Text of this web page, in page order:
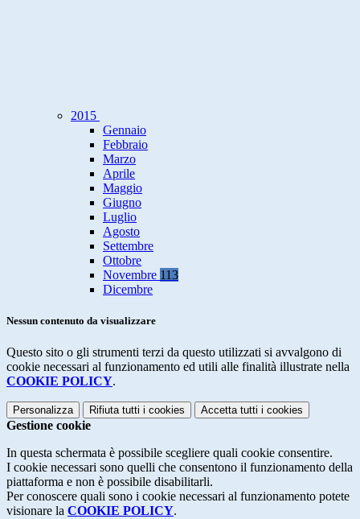
2015
Gennaio
Febbraio
Marzo
Aprile
Maggio
Giugno
Luglio
Agosto
Settembre
Ottobre
Novembre 113
Dicembre
Nessun contenuto da visualizzare
Questo sito o gli strumenti terzi da questo utilizzati si avvalgono di
cookie necessari al funzionamento ed utili alle finalità illustrate nella
COOKIE POLICY.
Personalizza Rifiuta tutti i cookies Accetta tutti i cookies
Gestione cookie
In questa schermata è possibile scegliere quali cookie consentire.
I cookie necessari sono quelli che consentono il funzionamento della
piattaforma e non è possibile disabilitarli.
Per conoscere quali sono i cookie necessari al funzionamento potete
visionare la COOKIE POLICY.